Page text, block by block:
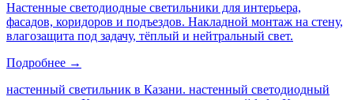
Настенные светодиодные светильники для интерьера,
фасадов, коридоров и подъездов. Накладной монтаж на стену,
влагозащита под задачу, тёплый и нейтральный свет.
Подробнее →
настенный светильник в Казани. настенный светодиодный